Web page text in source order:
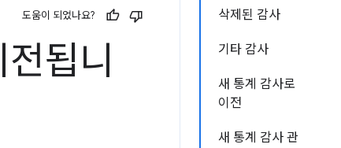
삭제된 감사
기타 감사
새 통계 감사로
이전
새 통계 감사 관
도움이 되었나요?
됩니